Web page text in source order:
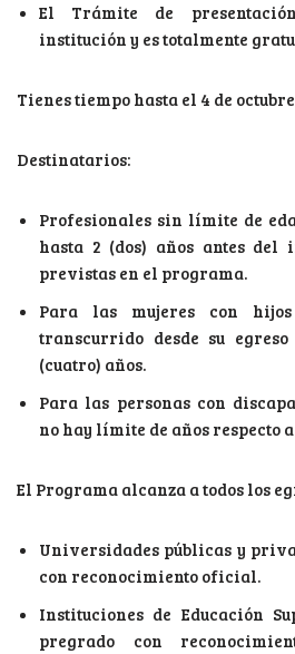
El Trámite de
institución y es totalmente
Tienes tiempo hasta el 4 de
Destinatarios:
Profesionales sin límite de
hasta 2 (dos) años antes
previstas en el programa.
Para las mujeres con
transcurrido desde su
(cuatro) años.
Para las personas con
no hay límite de años respecto
El Programa alcanza a todos los
Universidades públicas y
con reconocimiento oficial.
Instituciones de Educación
pregrado con